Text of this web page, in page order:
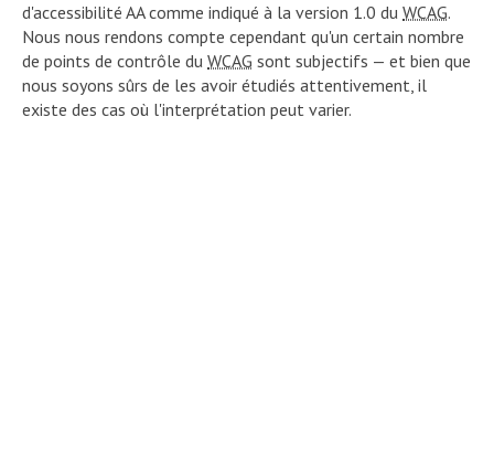
d'accessibilité AA comme indiqué à la version 1.0 du WCAG.
Nous nous rendons compte cependant qu'un certain nombre
de points de contrôle du WCAG sont subjectifs — et bien que
nous soyons sûrs de les avoir étudiés attentivement, il
existe des cas où l'interprétation peut varier.